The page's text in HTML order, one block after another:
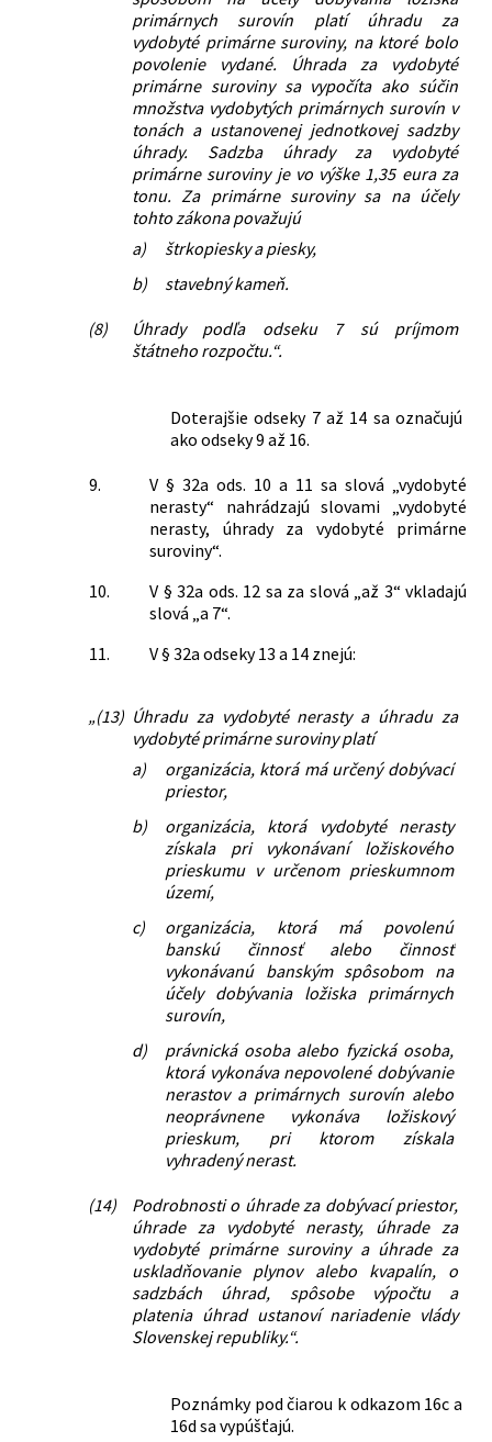
primárnych surovín platí úhradu za
vydobyté primárne suroviny, na ktoré bolo
povolenie vydané. Úhrada za vydobyté
primárne suroviny sa vypočíta ako súčin
množstva vydobytých primárnych surovín v
tonách a ustanovenej jednotkovej sadzby
úhrady. Sadzba úhrady za vydobyté
primárne suroviny je vo výške 1,35 eura za
tonu. Za primárne suroviny sa na účely
tohto zákona považujú
a)
štrkopiesky a piesky,
b)
stavebný kameň.
(8)
Úhrady podľa odseku 7 sú príjmom
štátneho rozpočtu.“.
Doterajšie odseky 7 až 14 sa označujú
ako odseky 9 až 16.
9.
V § 32a ods. 10 a 11 sa slová „vydobyté
nerasty“ nahrádzajú slovami „vydobyté
nerasty, úhrady za vydobyté primárne
suroviny“.
10.
V § 32a ods. 12 sa za slová „až 3“ vkladajú
slová „a 7“.
11.
V § 32a odseky 13 a 14 znejú:
„(13) Úhradu za vydobyté nerasty a úhradu za
vydobyté primárne suroviny platí
a)
organizácia, ktorá má určený dobývací
priestor,
b)
organizácia, ktorá vydobyté nerasty
získala pri vykonávaní ložiskového
prieskumu v určenom prieskumnom
území,
c)
organizácia, ktorá má povolenú
banskú činnosť alebo činnosť
vykonávanú banským spôsobom na
účely dobývania ložiska primárnych
surovín,
d)
právnická osoba alebo fyzická osoba,
ktorá vykonáva nepovolené dobývanie
nerastov a primárnych surovín alebo
neoprávnene vykonáva ložiskový
prieskum, pri ktorom získala
vyhradený nerast.
(14)
Podrobnosti o úhrade za dobývací priestor,
úhrade za vydobyté nerasty, úhrade za
vydobyté primárne suroviny a úhrade za
uskladňovanie plynov alebo kvapalín, o
sadzbách úhrad, spôsobe výpočtu a
platenia úhrad ustanoví nariadenie vlády
Slovenskej republiky.“.
Poznámky pod čiarou k odkazom 16c a
16d sa vypúšťajú.